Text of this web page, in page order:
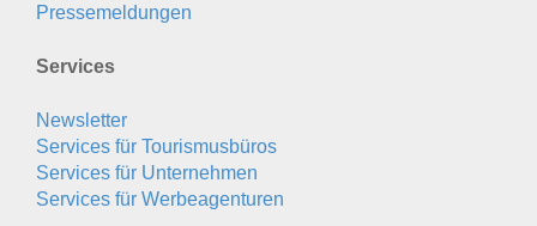
Pressemeldungen
Services
Newsletter
Services für Tourismusbüros
Services für Unternehmen
Services für Werbeagenturen